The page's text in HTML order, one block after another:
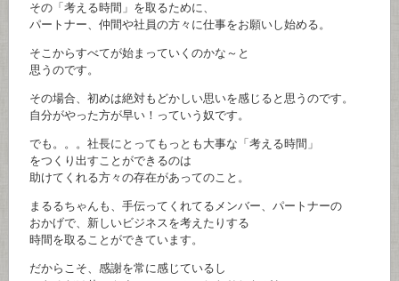
その「考える時間」を取るために、
パートナー、仲間や社員の方々に仕事をお願いし始める。
そこからすべてが始まっていくのかな～と
思うのです。
その場合、初めは絶対もどかしい思いを感じると思うのです。
自分がやった方が早い！っていう奴です。
でも。。。社長にとってもっとも大事な「考える時間」
をつくり出すことができるのは
助けてくれる方々の存在があってのこと。
まるるちゃんも、手伝ってくれてるメンバー、パートナーの
おかげで、新しいビジネスを考えたりする
時間を取ることができています。
だからこそ、感謝を常に感じているし